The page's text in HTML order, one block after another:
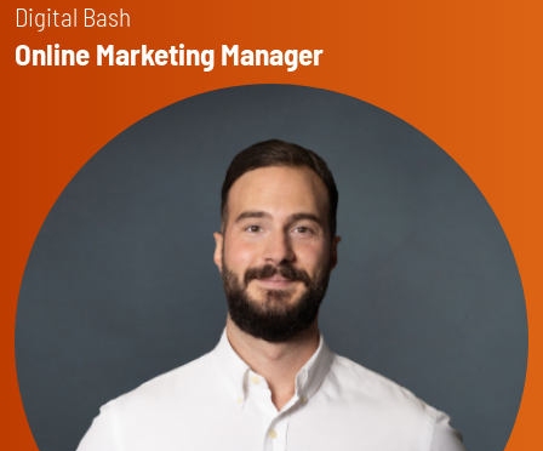
Digital Bash
Online Marketing Manager